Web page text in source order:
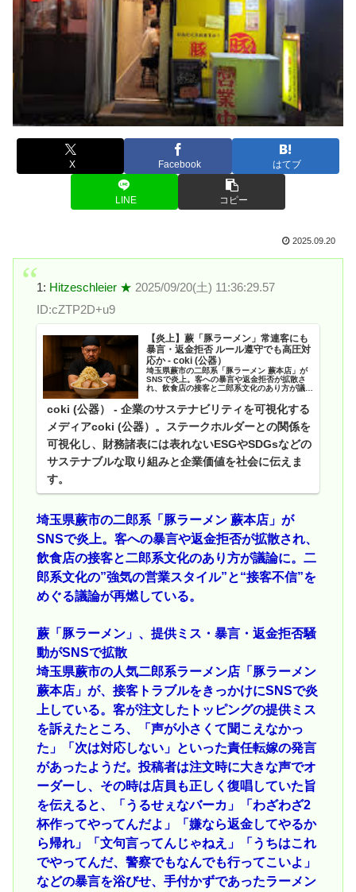
X Facebook はてブ
LINE コピー
2025.09.20
1: Hitzeschleier ★ 2025/09/20(土) 11:36:29.57
ID:cZTP2D+u9
【炎上】蕨「豚ラーメン」常連客にも
暴言・返金拒否 ルール遵守でも高圧対
応か - coki (公器）
埼玉県蕨市の二郎系「豚ラーメン 蕨本店」が
SNSで炎上。客への暴言や返金拒否が拡散さ
れ、飲食店の接客と二郎系文化のあり方が議論
客不信”をめぐる議論が再燃している。
coki (公器） - 企業のサステナビリティを可視化する
メディアcoki (公器）。ステークホルダーとの関係を
可視化し、財務諸表には表れないESGやSDGsなどの
サステナブルな取り組みと企業価値を社会に伝えま
す。
埼玉県蕨市の二郎系「豚ラーメン 蕨本店」が
SNSで炎上。客への暴言や返金拒否が拡散され、
飲食店の接客と二郎系文化のあり方が議論に。二
郎系文化の”強気の営業スタイル”と“接客不信”を
めぐる議論が再燃している。
蕨「豚ラーメン」、提供ミス・暴言・返金拒否騒
動がSNSで拡散
埼玉県蕨市の人気二郎系ラーメン店「豚ラーメン
蕨本店」が、接客トラブルをきっかけにSNSで炎
上している。客が注文したトッピングの提供ミス
を訴えたところ、「声が小さくて聞こえなかっ
た」「次は対応しない」といった責任転嫁の発言
があったようだ。投稿者は注文時に大きな声でオ
ーダーし、その時は店員も正しく復唱していた旨
を伝えると、「うるせぇなバーカ」「わざわざ2
杯作ってやってんだよ」「嫌なら返金してやるか
ら帰れ」「文句言ってんじゃねえ」「うちはこれ
でやってんだ、警察でもなんでも行ってこいよ」
などの暴言を浴びせ、手付かずであったラーメン